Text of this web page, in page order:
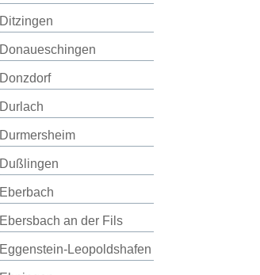
Ditzingen
Donaueschingen
Donzdorf
Durlach
Durmersheim
Dußlingen
Eberbach
Ebersbach an der Fils
Eggenstein-Leopoldshafen